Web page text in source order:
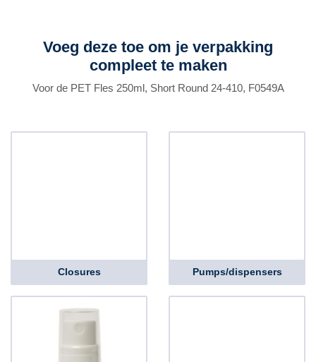
Voeg deze toe om je verpakking
compleet te maken
Voor de PET Fles 250ml, Short Round 24-410, F0549A
Closures Pumps/dispensers